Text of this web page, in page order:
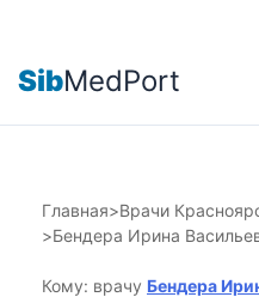
SibMedPort
Главная>Врачи
>Бендера Ирина
Кому: врачу Бендера